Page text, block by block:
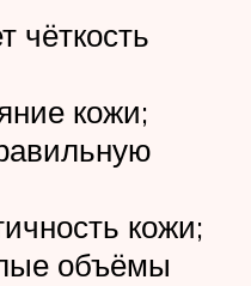
чёткость
кожи;
кожи;
объёмы